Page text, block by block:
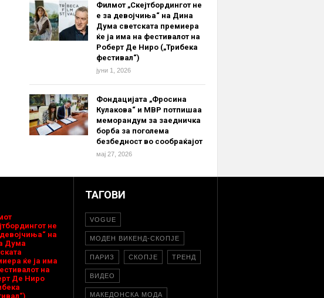
Филмот „Скејтбордингот не
е за девојчиња“ на Дина
Дума светската премиера
ќе ја има на фестивалот на
Роберт Де Ниро („Трибека
фестивал“)
јуни 1, 2026
Фондацијата „Фросина
Кулакова“ и МВР потпишаа
меморандум за заедничка
борба за поголема
безбедност во сообраќајот
мај 27, 2026
не
на
Дума
ќе ја има
на
Де Ниро
ТАГОВИ
VOGUE
МОДЕН ВИКЕНД-СКОПЈЕ
ПАРИЗ СКОПЈЕ ТРЕНД
ВИДЕО
МАКЕДОНСКА МОДА